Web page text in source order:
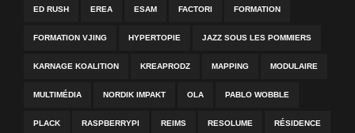
ED RUSH EREA ESAM FACTORI FORMATION
FORMATION VJING HYPERTOPIE JAZZ SOUS LES POMMIERS
KARNAGE KOALITION KREAPRODZ MAPPING MODULAIRE
MULTIMÉDIA NORDIK IMPAKT OLA PABLO WOBBLE
PLACK RASPBERRYPI REIMS RESOLUME RÉSIDENCE